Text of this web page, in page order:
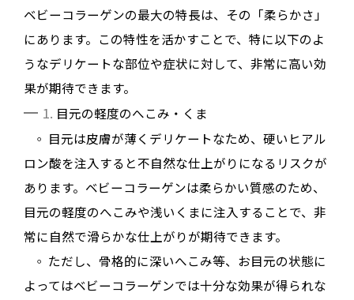
ベビーコラーゲンの最大の特長は、その「柔らかさ」
にあります。この特性を活かすことで、特に以下のよ
うなデリケートな部位や症状に対して、非常に高い効
果が期待できます。
1. 目元の軽度のへこみ・くま
◦ 目元は皮膚が薄くデリケートなため、硬いヒアル
ロン酸を注入すると不自然な仕上がりになるリスクが
あります。ベビーコラーゲンは柔らかい質感のため、
目元の軽度のへこみや浅いくまに注入することで、非
常に自然で滑らかな仕上がりが期待できます。
◦ ただし、骨格的に深いへこみ等、お目元の状態に
よってはベビーコラーゲンでは十分な効果が得られな